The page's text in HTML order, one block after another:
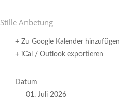
Stille Anbe­tung
+ Zu Google Kalender hinzufügen
+ iCal / Outlook exportieren
Datum
01. Juli 2026